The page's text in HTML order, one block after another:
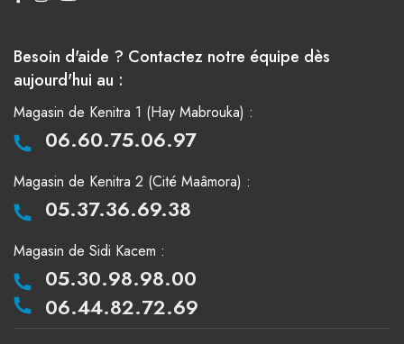
Besoin d'aide ? Contactez notre équipe dès
aujourd'hui au :
Magasin de Kenitra 1 (Hay Mabrouka) :
06.60.75.06.97
Magasin de Kenitra 2 (Cité Maâmora) :
05.37.36.69.38
Magasin de Sidi Kacem :
05.30.98.98.00
06.44.82.72.69